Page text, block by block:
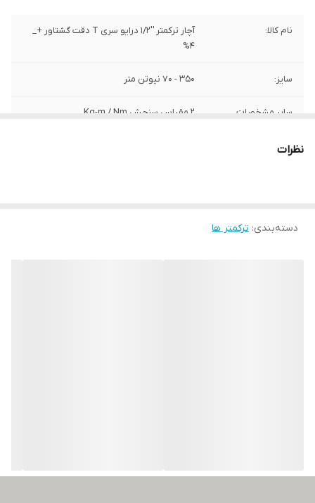
نام کالا:
آچار ترکمتر ''1/2 درایو سری T دقت گشتاور +_
4%
سایز: 350 - 70 نیوتن متر
سایر مشخصات 2 مقیاس سنجش Kg-m / Nm
برند:
نظرات
دسته‌بندی: ترکمتر ها